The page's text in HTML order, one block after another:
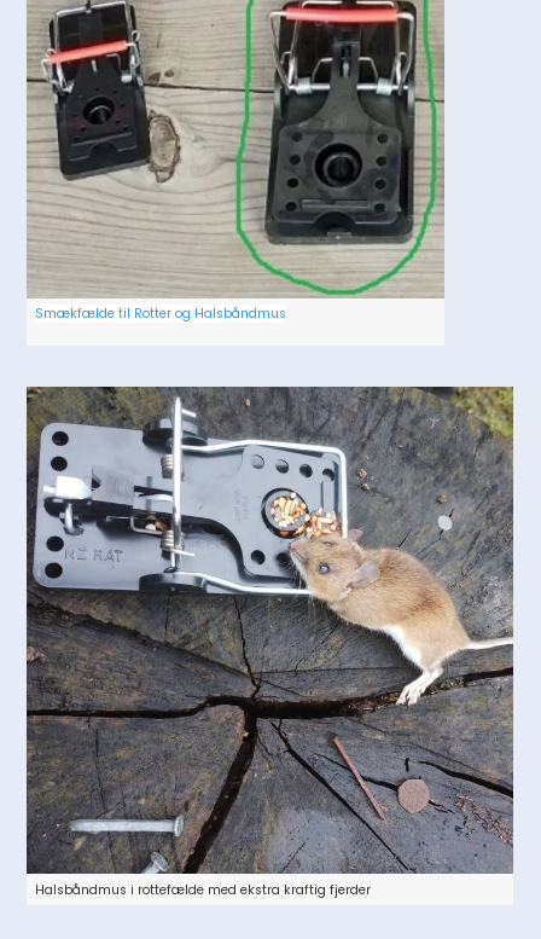
Smækfælde til Rotter og Halsbåndmus
Halsbåndmus i rottefælde med ekstra kraftig fjerder